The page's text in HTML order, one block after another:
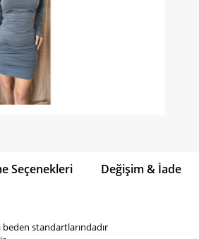
Seçenekleri Değişim & İade
standartlarındadır